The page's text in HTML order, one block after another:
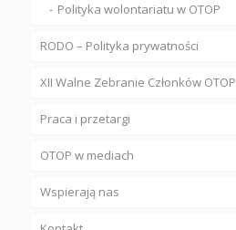
Polityka wolontariatu w OTOP
RODO – Polityka prywatności
XII Walne Zebranie Członków OTOP
Praca i przetargi
OTOP w mediach
Wspierają nas